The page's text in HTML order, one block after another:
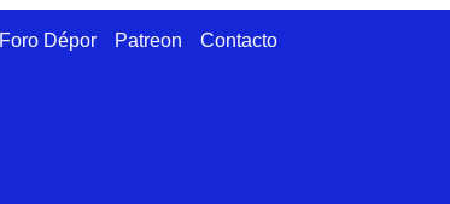
Foro Dépor Patreon Contacto